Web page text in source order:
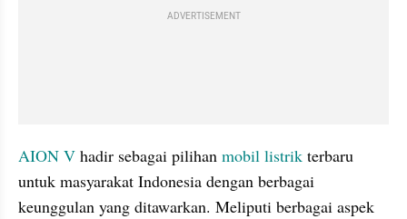
ADVERTISEMENT
AION V hadir sebagai pilihan mobil listrik terbaru
untuk masyarakat Indonesia dengan berbagai
keunggulan yang ditawarkan. Meliputi berbagai aspek